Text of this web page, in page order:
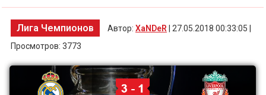
Лига Чемпионов Автор: XaNDeR | 27.05.2018 00:33:05 |
Просмотров: 3773